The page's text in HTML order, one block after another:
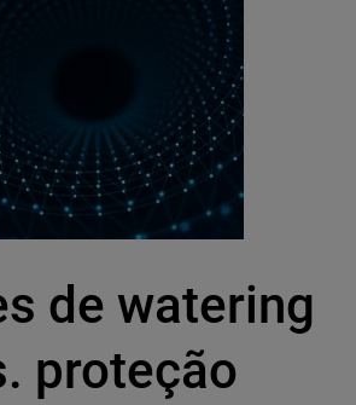
de watering
proteção